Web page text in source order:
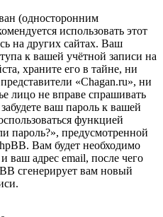
(односторонним
использовать этот
на других сайтах. Ваш
к вашей учётной записи на
храните его в тайне, ни
«Chagan.ru», ни
лицо не вправе спрашивать
ваш пароль к вашей
функцией
пароль?», предусмотренной
Вам будет необходимо
ваш адрес email, после чего
сгенерирует вам новый